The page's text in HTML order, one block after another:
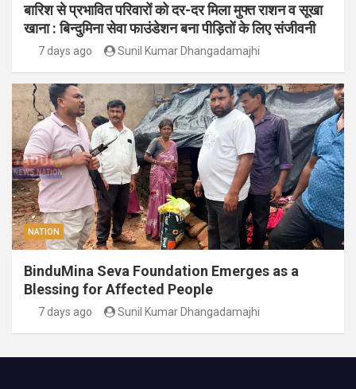
बारिश से प्रभावित परिवारों को दर-दर मिला मुफ्त राशन व सूखा
खाना : बिन्दुमिना सेवा फाउंडेशन बना पीड़ितों के लिए संजीवनी
7 days ago Sunil Kumar Dhangadamajhi
NATION
BinduMina Seva Foundation Emerges as a
Blessing for Affected People
7 days ago Sunil Kumar Dhangadamajhi